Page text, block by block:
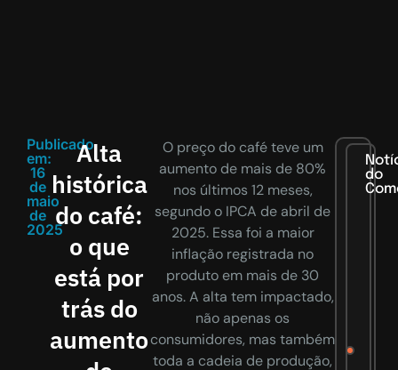
Publicado
em:
16
de
maio
de
2025
Alta
histórica
do café:
o que
está por
trás do
aumento
O preço do café teve um
aumento de mais de 80%
nos últimos 12 meses,
segundo o IPCA de abril de
2025. Essa foi a maior
inflação registrada no
produto em mais de 30
anos. A alta tem impactado,
não apenas os
consumidores, mas também
toda a cadeia de produção,
do